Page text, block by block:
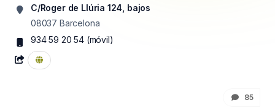
C/Roger de Llúria 124, bajos
08037 Barcelona
934 59 20 54(móvil)
85